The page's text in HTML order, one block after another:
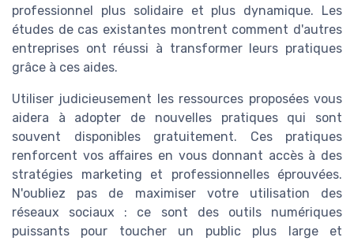
professionnel plus solidaire et plus dynamique. Les
études de cas existantes montrent comment d'autres
entreprises ont réussi à transformer leurs pratiques
grâce à ces aides.
Utiliser judicieusement les ressources proposées vous
aidera à adopter de nouvelles pratiques qui sont
souvent disponibles gratuitement. Ces pratiques
renforcent vos affaires en vous donnant accès à des
stratégies marketing et professionnelles éprouvées.
N'oubliez pas de maximiser votre utilisation des
réseaux sociaux : ce sont des outils numériques
puissants pour toucher un public plus large et